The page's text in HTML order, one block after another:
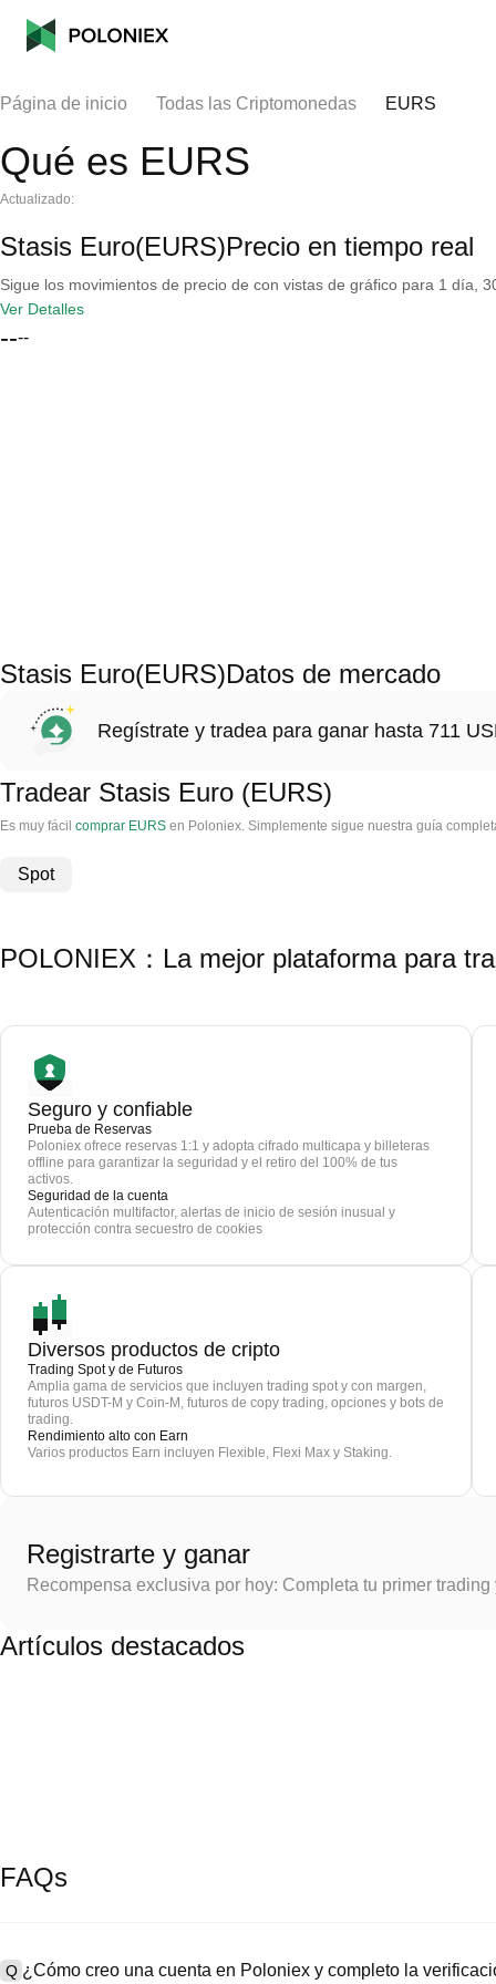
Página de inicio Todas las Criptomonedas EURS
Qué es EURS
Actualizado:
Stasis Euro(EURS)Precio en tiempo real
Sigue los movimientos de precio de con vistas de gráfico para 1 día,
Ver Detalles
----
Stasis Euro(EURS)Datos de mercado
Regístrate y tradea para ganar hasta 711
Tradear Stasis Euro (EURS)
Es muy fácil comprar EURS en Poloniex. Simplemente sigue nuestra guía
Spot
POLONIEX：La mejor plataforma para
Seguro y confiable
Prueba de Reservas
Poloniex ofrece reservas 1:1 y adopta cifrado multicapa y billeteras
offline para garantizar la seguridad y el retiro del 100% de tus
activos.
Seguridad de la cuenta
Autenticación multifactor, alertas de inicio de sesión inusual y
protección contra secuestro de cookies
Diversos productos de cripto
Trading Spot y de Futuros
Amplia gama de servicios que incluyen trading spot y con margen,
futuros USDT-M y Coin-M, futuros de copy trading, opciones y bots de
trading.
Rendimiento alto con Earn
Varios productos Earn incluyen Flexible, Flexi Max y Staking.
Registrarte y ganar
Recompensa exclusiva por hoy: Completa tu primer
Artículos destacados
FAQs
Q ¿Cómo creo una cuenta en Poloniex y completo la